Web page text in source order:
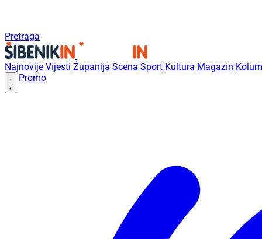
Pretraga
Najnovije Vijesti Županija Scena Sport Kultura Magazin
Promo